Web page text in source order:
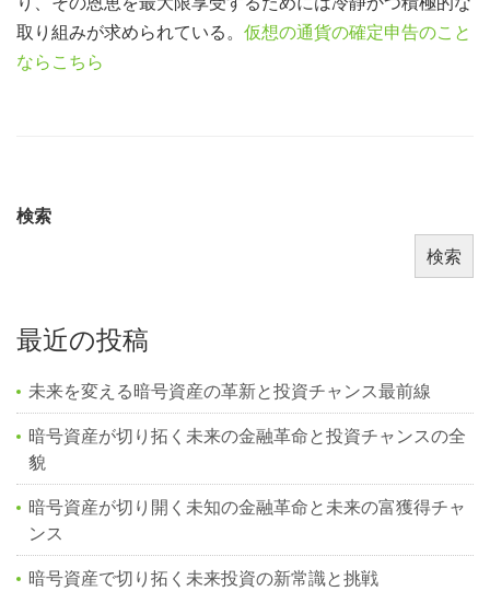
取り組みが求められている。 仮想の通貨の確定申告のこと
ならこちら
検索
検索
最近の投稿
未来を変える暗号資産の革新と投資チャンス最前線
暗号資産が切り拓く未来の金融革命と投資チャンスの全
貌
暗号資産が切り開く未知の金融革命と未来の富獲得チャ
ンス
暗号資産で切り拓く未来投資の新常識と挑戦